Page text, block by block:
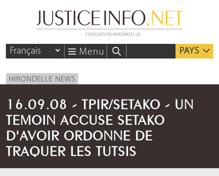
Menu PAYS
HIRONDELLE NEWS
16.09.08 - TPIR/SETAKO - UN
TEMOIN ACCUSE SETAKO
D'AVOIR ORDONNE DE
TRAQUER LES TUTSIS